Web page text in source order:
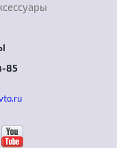
85